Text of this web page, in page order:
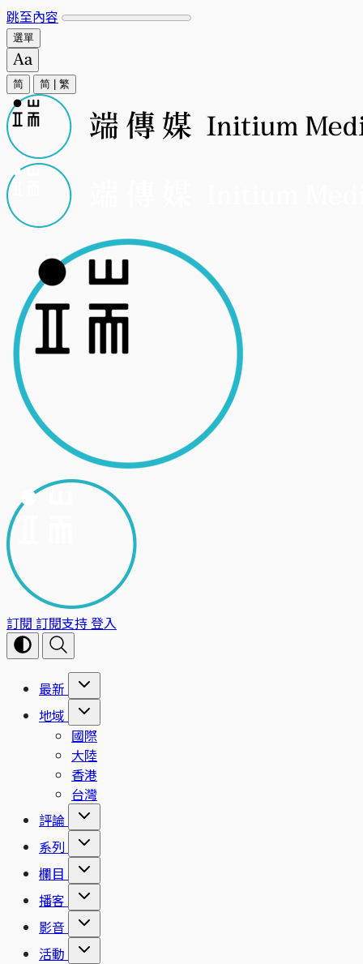
跳至內容
選單
简 简 繁
訂閱 訂閱支持登入
最新
地域
國際
大陸
香港
台灣
評論
系列
欄目
播客
影音
活動